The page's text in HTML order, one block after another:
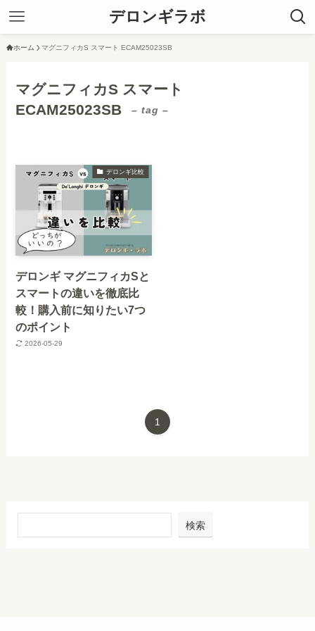
デロンギラボ
ホーム マグニフィカS スマート ECAM25023SB
マグニフィカS スマート
ECAM25023SB
– tag –
デロンギ比較
デロンギ マグニフィカSと
スマートの違いを徹底比
較！購入前に知りたい7つ
のポイント
2026-05-29
1
検索